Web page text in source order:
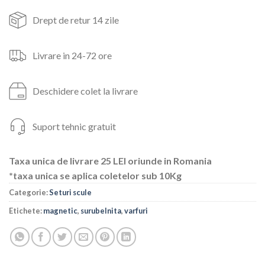
Drept de retur 14 zile
Livrare in 24-72 ore
Deschidere colet la livrare
Suport tehnic gratuit
Taxa unica de livrare 25 LEI oriunde in Romania
*taxa unica se aplica coletelor sub 10Kg
Categorie:Seturi scule
Etichete:magnetic, surubelnita,varfuri